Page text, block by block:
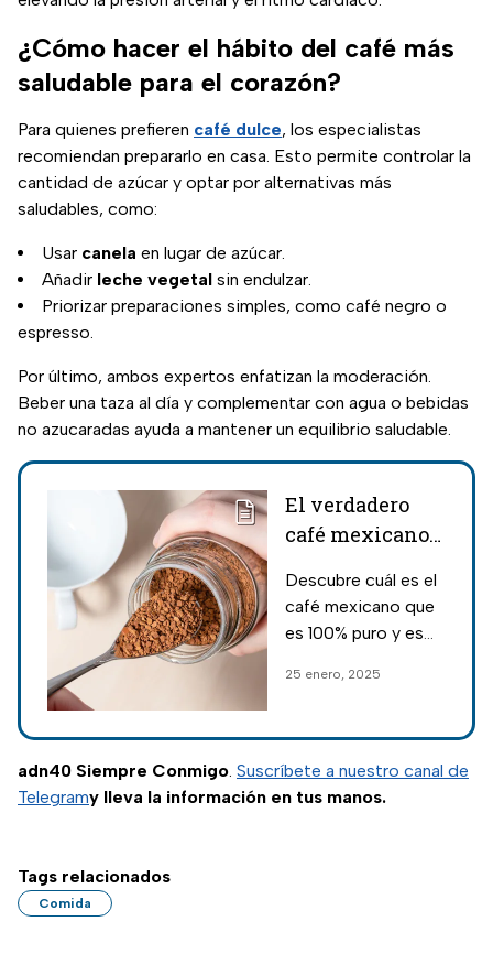
¿Cómo hacer el hábito del café más
saludable para el corazón?
Para quienes prefieren café dulce, los especialistas
recomiendan prepararlo en casa. Esto permite controlar la
cantidad de azúcar y optar por alternativas más
saludables, como:
Usar canela en lugar de azúcar.
Añadir leche vegetal sin endulzar.
Priorizar preparaciones simples, como café negro o
espresso.
Por último, ambos expertos enfatizan la moderación.
Beber una taza al día y complementar con agua o bebidas
no azucaradas ayuda a mantener un equilibrio saludable.
El verdadero
café mexicano
libre de maíz,
según Profeco
Descubre cuál es el
café mexicano que
es 100% puro y es
la Profeco; cuáles
destacadas y cómo
disfrutar del mejor
producto.
25 enero, 2025
adn40 Siempre Conmigo. Suscríbete a nuestro canal de
Telegramy lleva la información en tus manos.
Tags relacionados
Comida